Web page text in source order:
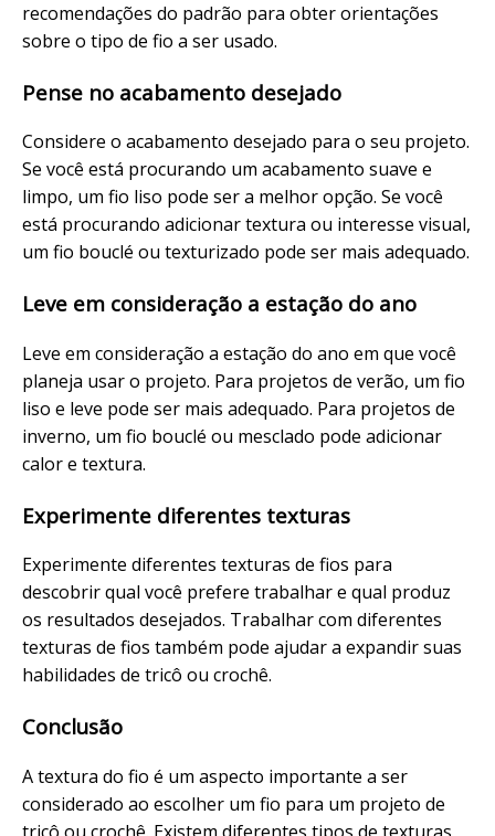
recomendações do padrão para obter orientações
sobre o tipo de fio a ser usado.
Pense no acabamento desejado
Considere o acabamento desejado para o seu projeto.
Se você está procurando um acabamento suave e
limpo, um fio liso pode ser a melhor opção. Se você
está procurando adicionar textura ou interesse visual,
um fio bouclé ou texturizado pode ser mais adequado.
Leve em consideração a estação do ano
Leve em consideração a estação do ano em que você
planeja usar o projeto. Para projetos de verão, um fio
liso e leve pode ser mais adequado. Para projetos de
inverno, um fio bouclé ou mesclado pode adicionar
calor e textura.
Experimente diferentes texturas
Experimente diferentes texturas de fios para
descobrir qual você prefere trabalhar e qual produz
os resultados desejados. Trabalhar com diferentes
texturas de fios também pode ajudar a expandir suas
habilidades de tricô ou crochê.
Conclusão
A textura do fio é um aspecto importante a ser
considerado ao escolher um fio para um projeto de